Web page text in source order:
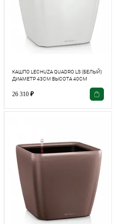
КАШПО LECHUZA QUADRO LS (БЕЛЫЙ)
ДИАМЕТР 43СМ ВЫСОТА 40СМ
26 310 ₽